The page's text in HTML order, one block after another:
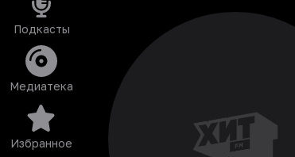
Подкасты
Медиатека
Избранное